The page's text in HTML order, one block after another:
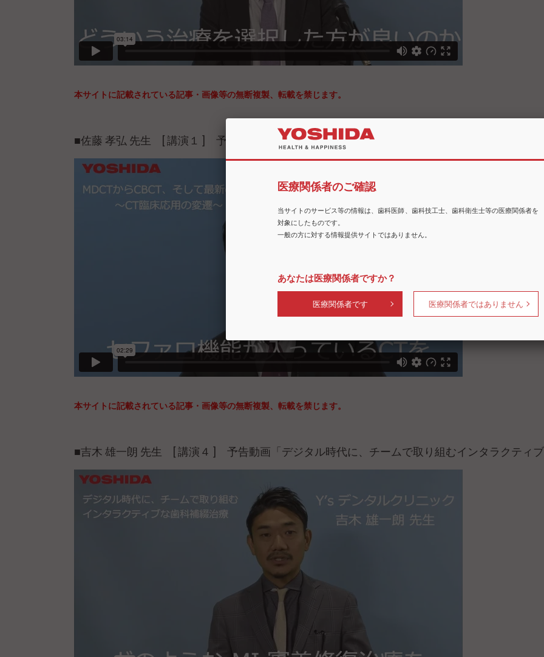
本サイトに記載されている記事・画像等の無断複製、転載を禁じます。
■佐藤 孝弘 先生 [ 講演１ ] 予告動画「MDCTからCBCT、そして最新の複合型CTへ～CT臨床応
本サイトに記載されている記事・画像等の無断複製、転載を禁じます。
■吉木 雄一朗 先生 [ 講演４ ] 予告動画「デジタル時代に、チームで取り組むインタラクティブ